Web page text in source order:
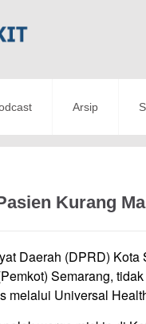
Arsip
Kurang
Daerah (DPRD)
Semarang,
melalui Universal